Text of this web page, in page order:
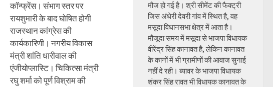
कॉन्फ्रेंस। संभाग स्तर पर
रायशुमारी के बाद घोषित होगी
राजस्थान कांग्रेस की
कार्यकारिणी। नगरीय विकास
मंत्री शांति धारीवाल की
एंजीयोप्लास्टि। चिकित्सा मंत्री
रघु शर्मा को पूर्ण विश्राम की
मौज हो गई है। श्री सीमेंट की फैक्ट्री
जिस अंधेरी देवरी गांव में स्थित है, वह
मसूदा विधानसभा क्षेत्र में आता है।
मौजूदा समय में मसूदा से भाजपा विधायक
वीरेंद्र सिंह कानावत है, लेकिन कानावत
के कानों में भी ग्रामीणों की आवाज सुनाई
नहीं दे रही। ब्यावर के भाजपा विधायक
शंकर सिंह रावत भी विधायक कानावत के